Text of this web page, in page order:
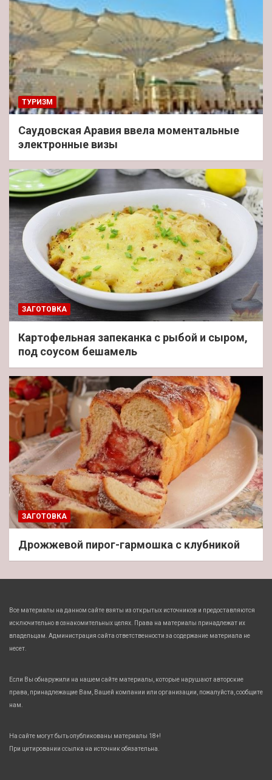
ТУРИЗМ
Саудовская Аравия ввела моментальные
электронные визы
ЗАГОТОВКА
Картофельная запеканка с рыбой и сыром,
под соусом бешамель
ЗАГОТОВКА
Дрожжевой пирог-гармошка с клубникой
Все материалы на данном сайте взяты из открытых источников и предоставляются
исключительно в ознакомительных целях. Права на материалы принадлежат их
владельцам. Администрация сайта ответственности за содержание материала не
несет.
Если Вы обнаружили на нашем сайте материалы, которые нарушают авторские
права, принадлежащие Вам, Вашей компании или организации, пожалуйста, сообщите
нам.
На сайте могут быть опубликованы материалы 18+!
При цитировании ссылка на источник обязательна.